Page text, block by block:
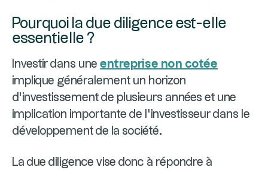
Pourquoi la due diligence est-elle
essentielle ?
Investir dans une entreprise non cotée
implique généralement un horizon
d'investissement de plusieurs années et une
implication importante de l'investisseur dans le
développement de la société.
La due diligence vise donc à répondre à